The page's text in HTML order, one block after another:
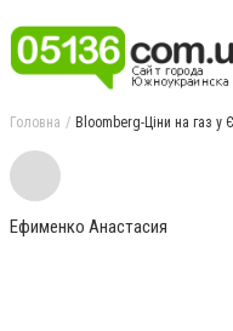
Головна Bloomberg-Ціни на газ у
Ефименко Анастасия